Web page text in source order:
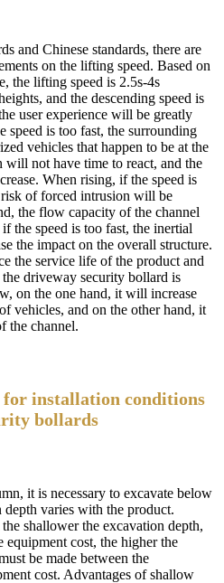
and Chinese standards, there are
on the lifting speed. Based on
the lifting speed is 2.5s-4s
and the descending speed is
user experience will be greatly
speed is too fast, the surrounding
vehicles that happen to be at the
not have time to react, and the
When rising, if the speed is
of forced intrusion will be
the flow capacity of the channel
the speed is too fast, the inertial
the impact on the overall structure.
the service life of the product and
driveway security bollard is
on the one hand, it will increase
vehicles, and on the other hand, it
the channel.
for installation conditions
bollards
it is necessary to excavate below
varies with the product.
shallower the excavation depth,
equipment cost, the higher the
be made between the
cost. Advantages of shallow